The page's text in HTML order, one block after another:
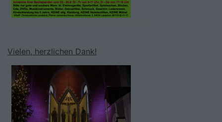
Vielen, herzlichen Dank!